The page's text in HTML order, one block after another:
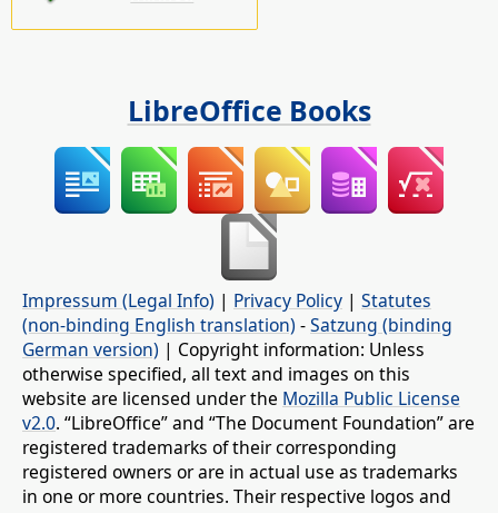
LibreOffice Books
Impressum (Legal Info) | Privacy Policy | Statutes
(non-binding English translation) -Satzung (binding
German version) | Copyright information: Unless
otherwise specified, all text and images on this
website are licensed under the Mozilla Public License
v2.0. “LibreOffice” and “The Document Foundation” are
registered trademarks of their corresponding
registered owners or are in actual use as trademarks
in one or more countries. Their respective logos and